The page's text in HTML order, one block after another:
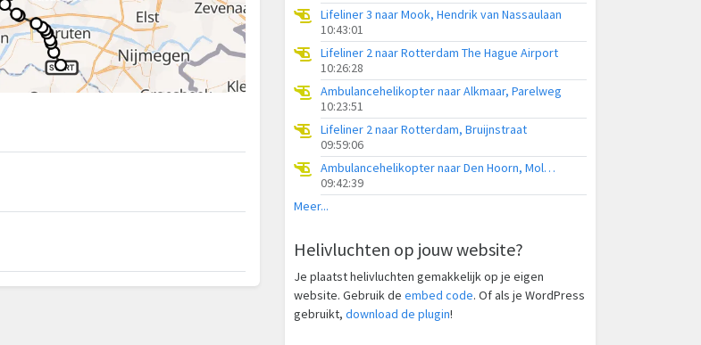
Lifeliner 3 naar Mook, Hendrik van Nassaulaan
10:43:01
Lifeliner 2 naar Rotterdam The Hague Airport
10:26:28
Ambulancehelikopter naar Alkmaar, Parelweg
10:23:51
Lifeliner 2 naar Rotterdam, Bruijnstraat
09:59:06
Ambulancehelikopter naar Den Hoorn, Molwerk
09:42:39
Meer...
Helivluchten op jouw website?
Je plaatst helivluchten gemakkelijk op je eigen
website. Gebruik de embed code. Of als je WordPress
gebruikt, download de plugin!